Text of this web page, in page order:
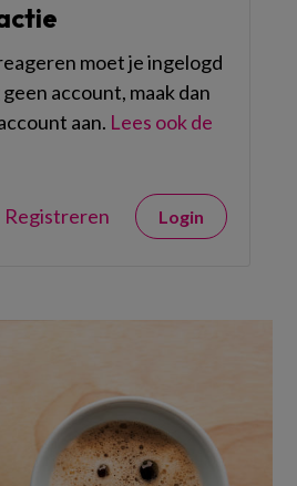
moet je ingelogd
account, maak dan
aan. Lees ook de
Registreren Login